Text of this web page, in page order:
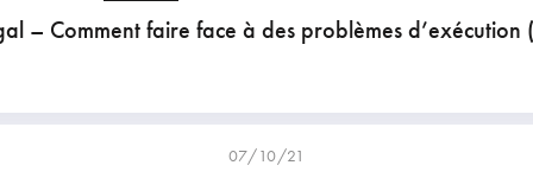
– Comment faire face à des problèmes d’exécution
07/10/21